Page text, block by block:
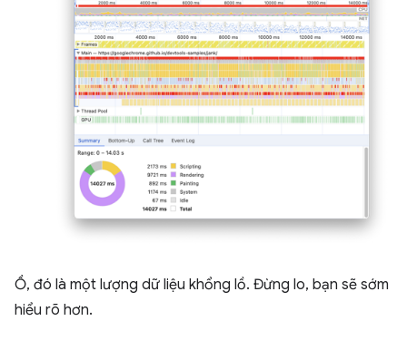
Ồ, đó là một lượng dữ liệu khổng lồ. Đừng lo, bạn sẽ sớm
hiểu rõ hơn.